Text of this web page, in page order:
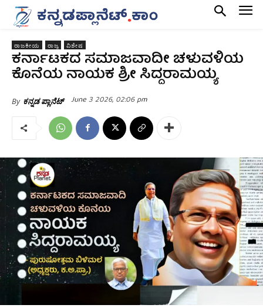
ರಾಜಕೀಯ ರಾಜ್ಯ ವಿಶೇಷ
ಕರ್ನಾಟಕದ ಸಮಾಜವಾದೀ ಚಳುವಳಿಯ
ಕೊನೆಯ ನಾಯಕ ಶ್ರೀ ಸಿದ್ದರಾಮಯ್ಯ
By ಕನ್ನಡ ಪ್ಲಾನೆಟ್ June 3 2026, 02:06 pm